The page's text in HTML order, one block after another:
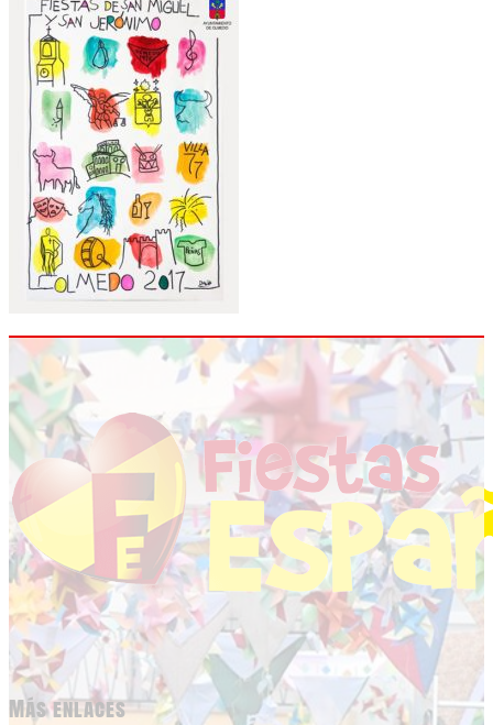
Más enlaces